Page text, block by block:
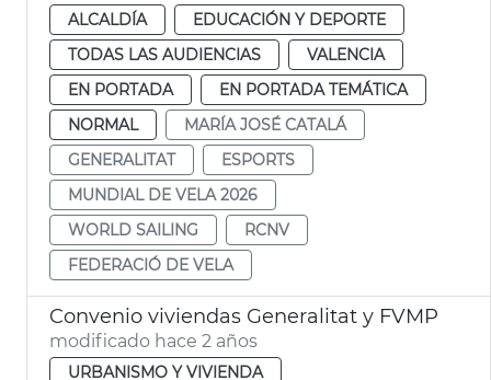
ALCALDÍA
EDUCACIÓN Y DEPORTE
TODAS LAS AUDIENCIAS
VALENCIA
EN PORTADA
EN PORTADA TEMÁTICA
NORMAL
MARÍA JOSÉ CATALÁ
GENERALITAT
ESPORTS
MUNDIAL DE VELA 2026
WORLD SAILING
RCNV
FEDERACIÓ DE VELA
Convenio viviendas Generalitat y FVMP
modificado hace 2 años
URBANISMO Y VIVIENDA